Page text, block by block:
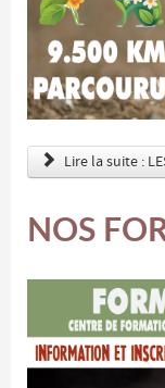
Lire la suite :
NOS